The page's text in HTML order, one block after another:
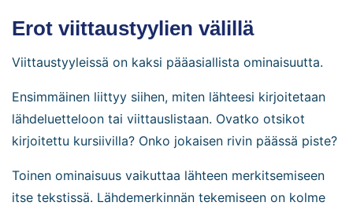
Erot viittaustyylien välillä
Viittaustyyleissä on kaksi pääasiallista ominaisuutta.
Ensimmäinen liittyy siihen, miten lähteesi kirjoitetaan
lähdeluetteloon tai viittauslistaan. Ovatko otsikot
kirjoitettu kursiivilla? Onko jokaisen rivin päässä piste?
Toinen ominaisuus vaikuttaa lähteen merkitsemiseen
itse tekstissä. Lähdemerkinnän tekemiseen on kolme